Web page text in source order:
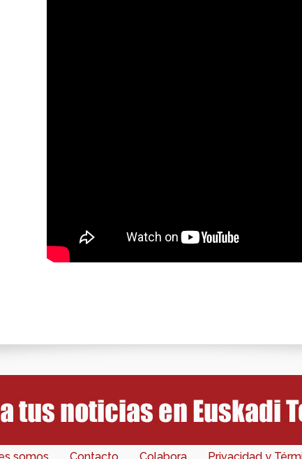
somos Contacto Colabora Privacidad y